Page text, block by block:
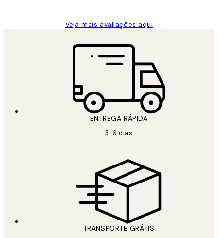
Veja mais avaliações aqui
ENTREGA RÁPIDA
3-6 dias
TRANSPORTE GRÁTIS